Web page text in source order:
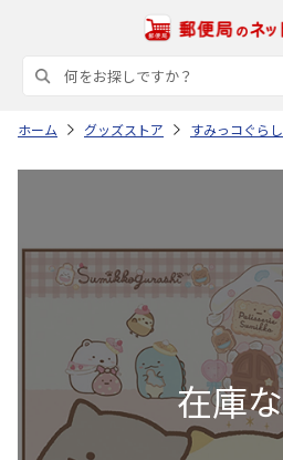
ホーム グッズストア すみっコぐらし